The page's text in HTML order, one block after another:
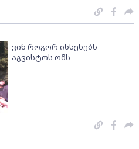
ვინ როგორ იხსენებს
აგვისტოს ომს